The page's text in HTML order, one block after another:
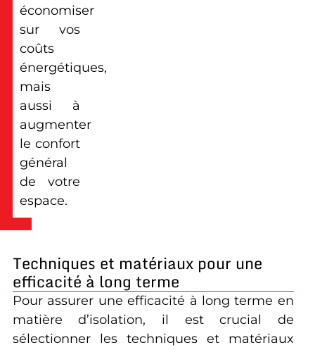
économiser
sur vos
coûts
énergétiques,
mais
aussi à
augmenter
le confort
général
de votre
espace.
Techniques et matériaux pour une
efficacité à long terme
Pour assurer une efficacité à long terme en
matière d’isolation, il est crucial de
sélectionner les techniques et matériaux